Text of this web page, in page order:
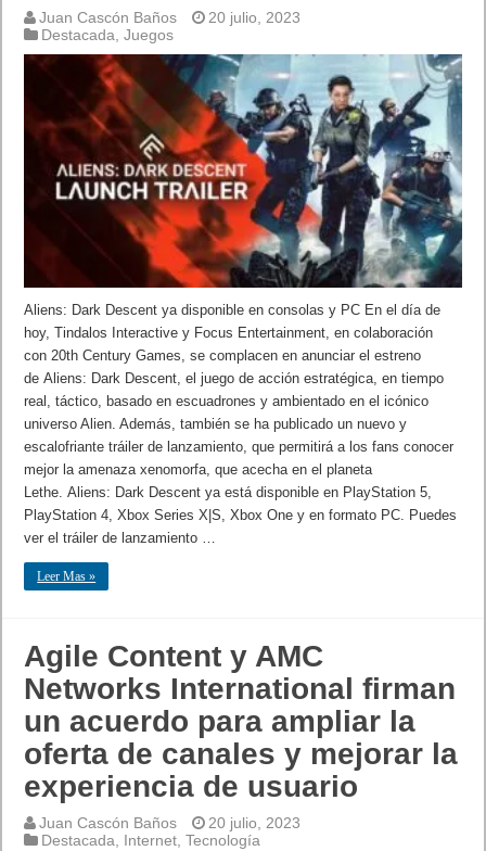
Juan Cascón Baños
20 julio, 2023
Destacada,Juegos
Aliens: Dark Descent ya disponible en consolas y PC En el día de
hoy, Tindalos Interactive y Focus Entertainment, en colaboración
con 20th Century Games, se complacen en anunciar el estreno
de Aliens: Dark Descent, el juego de acción estratégica, en tiempo
real, táctico, basado en escuadrones y ambientado en el icónico
universo Alien. Además, también se ha publicado un nuevo y
escalofriante tráiler de lanzamiento, que permitirá a los fans conocer
mejor la amenaza xenomorfa, que acecha en el planeta
Lethe. Aliens: Dark Descent ya está disponible en PlayStation 5,
PlayStation 4, Xbox Series X|S, Xbox One y en formato PC. Puedes
ver el tráiler de lanzamiento …
Leer Mas »
Agile Content y AMC
Networks International firman
un acuerdo para ampliar la
oferta de canales y mejorar la
experiencia de usuario
Juan Cascón Baños
20 julio, 2023
Destacada
Internet ,Tecnología